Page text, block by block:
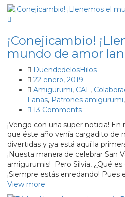
¡Conejicambio!
mundo de amor
DuendedelosHilos
22 enero, 2019
Amigurumi, CAL,
Lanas, Patrones amigurumi,
13 Comments
¡Vengo con una super noticia! En
que éste año venía cargadito de
divertidas y ¡ya está aquí la
¡Nuesta manera de celebrar San
amigurumis! Pero Silvia, ¿Qué
¡Siempre estás enredando! Pues
View more